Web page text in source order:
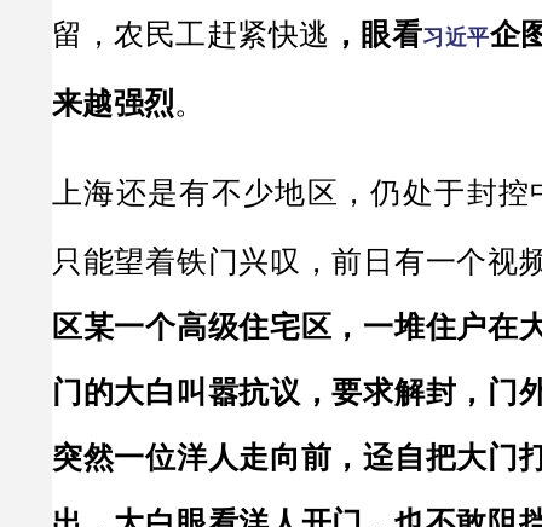
留，农民工赶紧快逃 ，眼看习近平企
来越强烈。
上海还是有不少地区，仍处于封
只能望着铁门兴叹，前日有一个视
区某一个高级住宅区，一堆住户在
门的大白叫嚣抗议，要求解封，门
突然一位洋人走向前，迳自把大门